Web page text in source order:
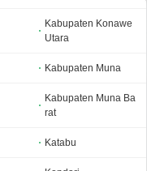
Kabupaten Konawe
Utara
Kabupaten Muna
Kabupaten Muna Ba
rat
Katabu